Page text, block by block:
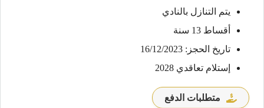
يتم التنازل بالنادي
أقساط 13 سنة
تاريخ الحجز: 16/12/2023
إستلام تعاقدي 2028
متطلبات الدفع